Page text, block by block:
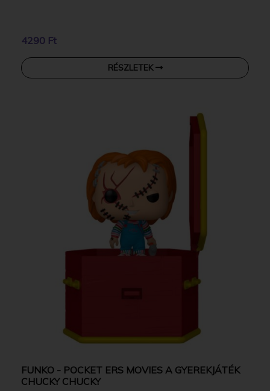
4290 Ft
RÉSZLETEK
FUNKO - POCKET ERS MOVIES A GYEREKJÁTÉK
CHUCKY CHUCKY